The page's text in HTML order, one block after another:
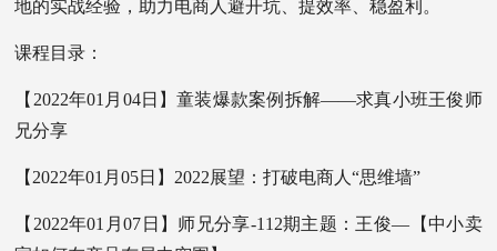
地的实战经验，助力电商人避开坑、提效率、稳盈利。
课程目录：
【2022年01月04日】童装爆款案例拆解——求真小班王俊师
兄分享
【2022年01月05日】2022展望：打破电商人“思维墙”
【2022年01月07日】师兄分享-112期主题：王俊—【中小卖